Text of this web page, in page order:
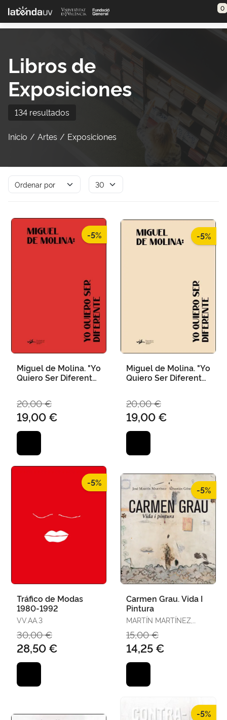
Saltar al contenido principal 0
Libros de
Exposiciones
134 resultados
Inicio Artes Exposiciones
-5%
Miguel de Molina. "Yo
Quiero Ser Diferente"
20,00 €
19,00 €
-5%
Miguel de Molina. "Yo
Quiero Ser Diferente"
20,00 €
19,00 €
-5%
Tráfico de Modas
1980-1992
VV.AA.3
30,00 €
28,50 €
-5%
Carmen Grau. Vida I
Pintura
MARTÍN MARTÍNEZ,
SEBASTIÁN
15,00 €
14,25 €
-5%